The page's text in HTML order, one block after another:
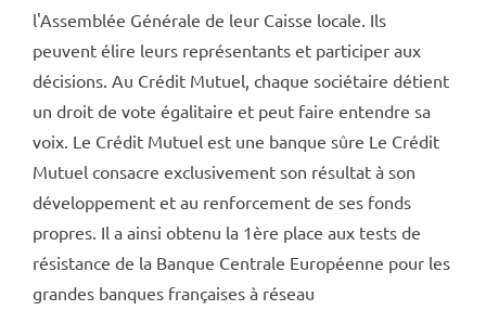
l'Assemblée Générale de leur Caisse locale. Ils
peuvent élire leurs représentants et participer aux
décisions. Au Crédit Mutuel, chaque sociétaire détient
un droit de vote égalitaire et peut faire entendre sa
voix. Le Crédit Mutuel est une banque sûre Le Crédit
Mutuel consacre exclusivement son résultat à son
développement et au renforcement de ses fonds
propres. Il a ainsi obtenu la 1ère place aux tests de
résistance de la Banque Centrale Européenne pour les
grandes banques françaises à réseau